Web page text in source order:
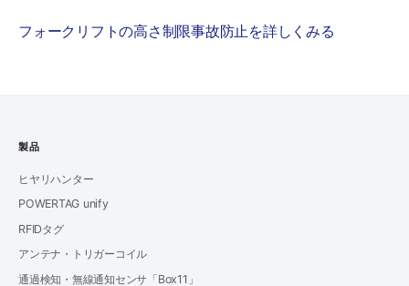
フォークリフトの高さ制限事故防止を詳しくみる
製品
ヒヤリハンター
POWERTAG unify
RFIDタグ
アンテナ・トリガーコイル
通過検知・無線通知センサ「Box11」